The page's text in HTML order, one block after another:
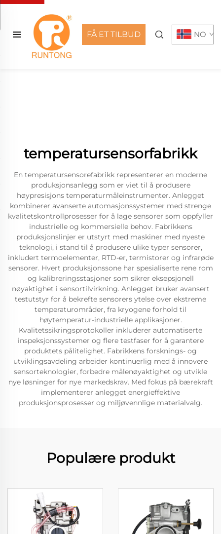
FÅ ET TILBUD NO
temperatursensorfabrikk
En temperatursensorefabrikk representerer en moderne
produksjonsanlegg som er viet til å produsere
høypresisjons temperaturmåleinstrumenter. Anlegget
kombinerer avanserte automasjonssystemer med strenge
kvalitetskontrollprosesser for å lage sensorer som oppfyller
industrielle og kommersielle behov. Fabrikkens
produksjonslinjer er utstyrt med maskiner med nyeste
teknologi, i stand til å produsere ulike typer sensorer,
inkludert termoelementer, RTD-er, termistorer og infrarøde
sensorer. Hvert produksjonssone har spesialiserte rene rom
og kalibreringsstasjoner som sikrer eksepsjonell
nøyaktighet i sensortilvirkning. Anlegget bruker avansert
testutstyr for å bekrefte sensorers ytelse over ekstreme
temperaturområder, fra kryogene forhold til
høytemperatur-industrielle applikasjoner.
Kvalitetssikringsprotokoller inkluderer automatiserte
inspeksjonssystemer og flere testfaser for å garantere
produktets pålitelighet. Fabrikkens forsknings- og
utviklingsavdeling arbeider kontinuerlig med å innovere
sensorteknologier, forbedre målenøyaktighet og utvikle
nye løsninger for nye markedskrav. Med fokus på bærekraft
implementerer anlegget energieffektive
produksjonsprosesser og miljøvennlige materialvalg.
Populære produkt